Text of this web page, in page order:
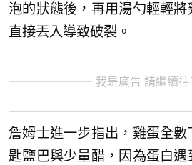
泡的狀態後，再用湯勺輕輕
直接丟入導致破裂。
我是廣告 請繼續
詹姆士進一步指出，雞蛋全
匙鹽巴與少量醋，因為蛋白